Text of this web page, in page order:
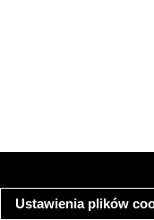
Ustawienia plików